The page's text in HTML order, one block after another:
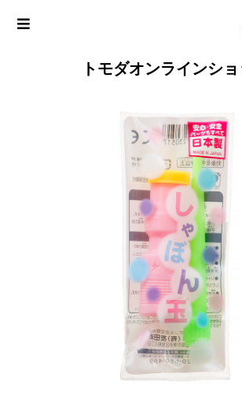
トモダオンラインシ